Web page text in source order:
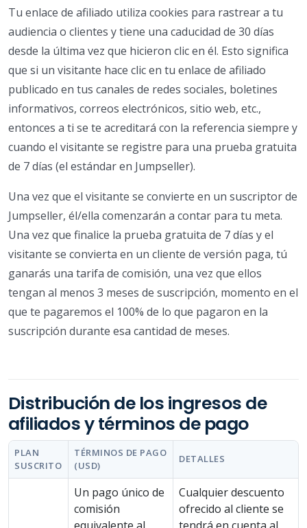
Tu enlace de afiliado utiliza cookies para rastrear a tu
audiencia o clientes y tiene una caducidad de 30 días
desde la última vez que hicieron clic en él. Esto significa
que si un visitante hace clic en tu enlace de afiliado
publicado en tus canales de redes sociales, boletines
informativos, correos electrónicos, sitio web, etc.,
entonces a ti se te acreditará con la referencia siempre y
cuando el visitante se registre para una prueba gratuita
de 7 días (el estándar en Jumpseller).
Una vez que el visitante se convierte en un suscriptor de
Jumpseller, él/ella comenzarán a contar para tu meta.
Una vez que finalice la prueba gratuita de 7 días y el
visitante se convierta en un cliente de versión paga, tú
ganarás una tarifa de comisión, una vez que ellos
tengan al menos 3 meses de suscripción, momento en el
que te pagaremos el 100% de lo que pagaron en la
suscripción durante esa cantidad de meses.
Distribución de los ingresos de
afiliados y términos de pago
PLAN
SUSCRITO
TÉRMINOS DE PAGO
(USD)
DETALLES
Un pago único de
comisión
Cualquier descuento
ofrecido al cliente se